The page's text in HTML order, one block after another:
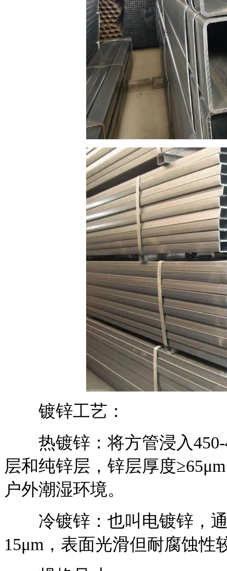
镀锌工艺：
热镀锌：将方管浸入450-
层和纯锌层，锌层厚度
户外潮湿环境。
冷镀锌：也叫电镀锌，通
15μm，表面光滑但耐腐蚀